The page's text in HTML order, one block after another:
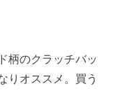
柄のクラッチバッ
りオススメ。買う